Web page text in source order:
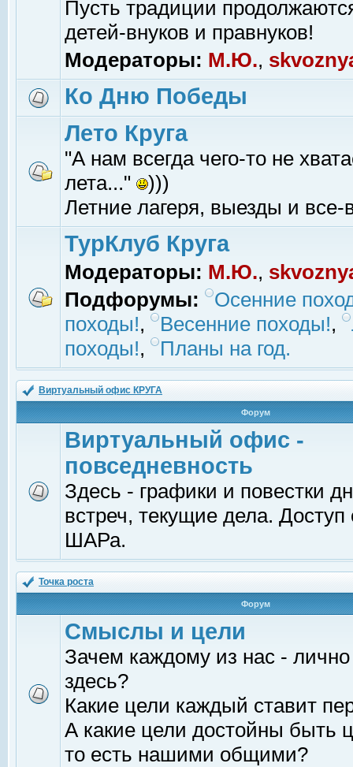
Пусть традиции
детей-внуков и правнуков!
Модераторы: М.Ю.,
Ко Дню Победы
Лето Круга
"А нам всегда чего-то не
лета..."
)))
Летние лагеря, выезды и все-
ТурКлуб Круга
Модераторы: М.Ю.,
Подфорумы:
Осенние
походы!, Весенние походы!,
походы!, Планы на год.
Виртуальный офис КРУГА
Форум
Виртуальный офис -
повседневность
Здесь - графики и повестки
встреч, текущие дела.
ШАРа.
Точка роста
Форум
Смыслы и цели
Зачем каждому из нас -
здесь?
Какие цели каждый ставит
А какие цели достойны быть
то есть нашими общими?